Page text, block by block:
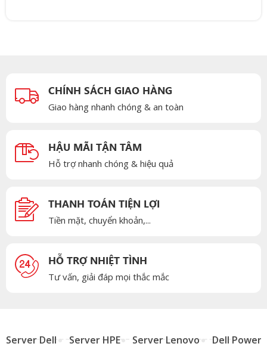
CHÍNH SÁCH GIAO HÀNG
Giao hàng nhanh chóng & an toàn
HẬU MÃI TẬN TÂM
Hỗ trợ nhanh chóng & hiệu quả
THANH TOÁN TIỆN LỢI
Tiền mặt, chuyển khoản,...
HỖ TRỢ NHIỆT TÌNH
Tư vấn, giải đáp mọi thắc mắc
Server Dell Server HPE Server Lenovo Dell